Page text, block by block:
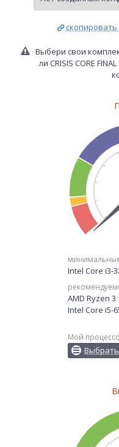
Выбери свои
ли CRISIS CORE
Intel Core i3-
AMD Ryzen 3
Intel Core i5-
Мой